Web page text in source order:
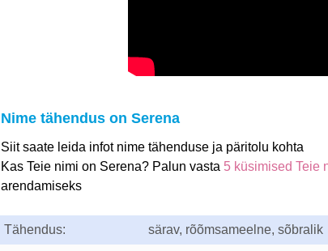
Nime tähendus on Serena
Siit saate leida infot nime tähenduse ja päritolu kohta
Kas Teie nimi on Serena? Palun vasta 5 küsimised Teie
arendamiseks
Tähendus: särav, rõõmsameelne, sõbralik